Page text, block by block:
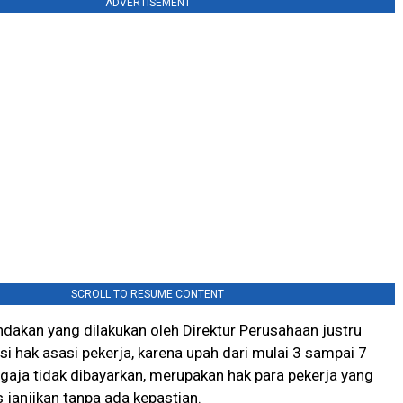
SCROLL TO RESUME CONTENT
yang dilakukan oleh Direktur Perusahaan justru
hak asasi pekerja, karena upah dari mulai 3 sampai 7
tidak dibayarkan, merupakan hak para pekerja yang
tanpa ada kepastian.